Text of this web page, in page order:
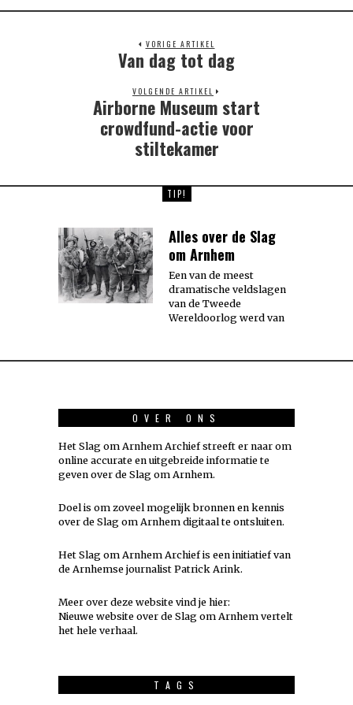
VORIGE ARTIKEL
Previous
Van dag tot dag
VOLGENDE ARTIKEL
Next
post:
Airborne Museum start
crowdfund-actie voor
stiltekamer
TIP!
Alles over de Slag
om Arnhem
Een van de meest
dramatische veldslagen
van de Tweede
Wereldoorlog werd van
OVER ONS
Het Slag om Arnhem Archief streeft er naar om
online accurate en uitgebreide informatie te
geven over de Slag om Arnhem.
Doel is om zoveel mogelijkbronnen en kennis
over de Slag om Arnhem digitaal te ontsluiten.
Het Slag om Arnhem Archief is een initiatief van
de Arnhemse journalist Patrick Arink.
Meer over deze website vind je hier:
Nieuwe website over de Slag om Arnhem vertelt
het hele verhaal.
TAGS